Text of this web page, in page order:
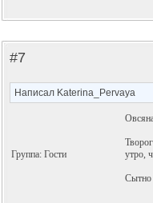
#7
Написал Katerina_Pervaya
Группа: Гости
утро,
Сытно